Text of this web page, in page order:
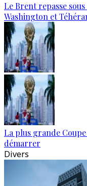
Le Brent repasse
Washington et
La plus grande
démarrer
Divers